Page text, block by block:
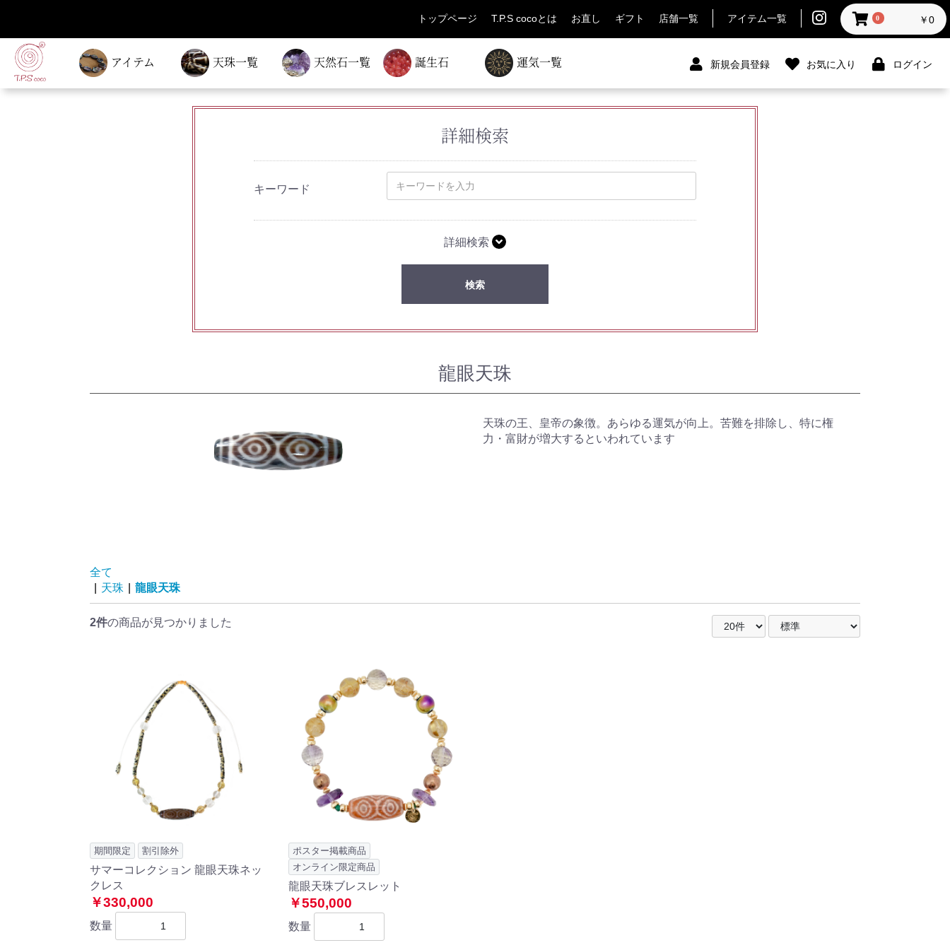
0 ￥0
アイテム一覧
店舗一覧
ギフト
お直し
T.P.S cocoとは
トップページ
アイテム 天珠一覧 天然石一覧 誕生石 運気一覧 新規会員登録 お気に入り ログイン
詳細検索
キーワード
詳細検索
検索
龍眼天珠
天珠の王、皇帝の象徴。あらゆる運気が向上。苦難を排除し、特に権
力・富財が増大するといわれています
全て
天珠 龍眼天珠
2件の商品が見つかりました
期間限定 割引除外
サマーコレクション 龍眼天珠ネッ
クレス
￥330,000
数量
ポスター掲載商品
オンライン限定商品
龍眼天珠ブレスレット
￥550,000
数量